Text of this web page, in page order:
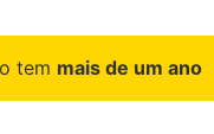
tem mais de um ano